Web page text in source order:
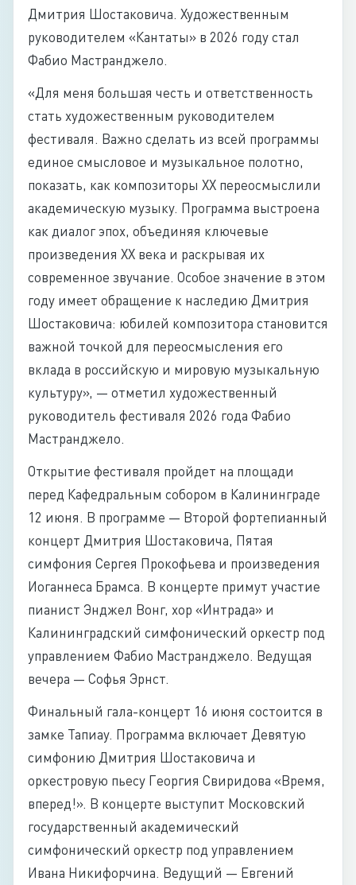
Дмитрия Шостаковича. Художественным
руководителем «Кантаты» в 2026 году стал
Фабио Мастранджело.
«Для меня большая честь и ответственность
стать художественным руководителем
фестиваля. Важно сделать из всей программы
единое смысловое и музыкальное полотно,
показать, как композиторы ХХ переосмыслили
академическую музыку. Программа выстроена
как диалог эпох, объединяя ключевые
произведения ХХ века и раскрывая их
современное звучание. Особое значение в этом
году имеет обращение к наследию Дмитрия
Шостаковича: юбилей композитора становится
важной точкой для переосмысления его
вклада в российскую и мировую музыкальную
культуру», — отметил художественный
руководитель фестиваля 2026 года Фабио
Мастранджело.
Открытие фестиваля пройдет на площади
перед Кафедральным собором в Калининграде
12 июня. В программе — Второй фортепианный
концерт Дмитрия Шостаковича, Пятая
симфония Сергея Прокофьева и произведения
Иоганнеса Брамса. В концерте примут участие
пианист Энджел Вонг, хор «Интрада» и
Калининградский симфонический оркестр под
управлением Фабио Мастранджело. Ведущая
вечера — Софья Эрнст.
Финальный гала-концерт 16 июня состоится в
замке Тапиау. Программа включает Девятую
симфонию Дмитрия Шостаковича и
оркестровую пьесу Георгия Свиридова «Время,
вперед!». В концерте выступит Московский
государственный академический
симфонический оркестр под управлением
Ивана Никифорчина. Ведущий — Евгений